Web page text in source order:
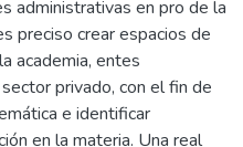
administrativas en pro de la
preciso crear espacios de
academia, entes
privado, con el fin de
e identificar
en la materia. Una real